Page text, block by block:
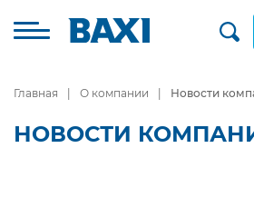
Главная О компании Новости
НОВОСТИ